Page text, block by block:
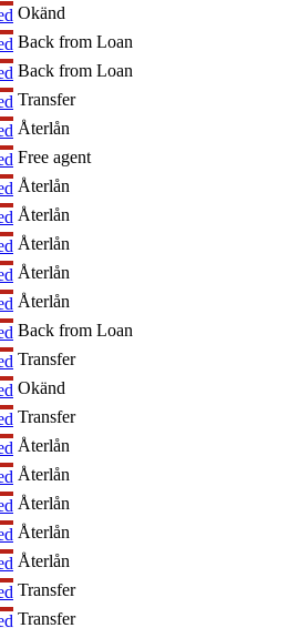
Okänd
Back from Loan
Back from Loan
Transfer
Återlån
Free agent
Återlån
Återlån
Återlån
Återlån
Återlån
Back from Loan
Transfer
Okänd
Transfer
Återlån
Återlån
Återlån
Återlån
Återlån
Transfer
Transfer